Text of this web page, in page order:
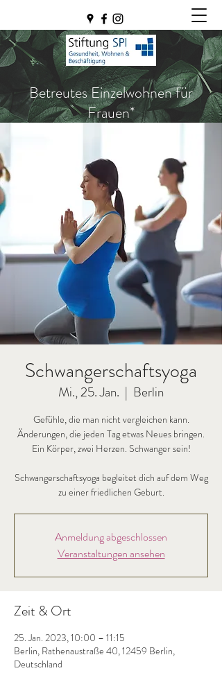
Betreutes Einzelwohnen für
Frauen*
Schwangerschaftsyoga
Mi., 25. Jan.
  |
Berlin
Gefühle, die man nicht vergleichen kann.
Änderungen, die jeden Tag etwas Neues bringen.
Ein Körper, zwei Herzen. Schwanger sein!
Schwangerschaftsyoga begleitet dich auf dem Weg
zu einer friedlichen Geburt.
Anmeldung abgeschlossen
Veranstaltungen ansehen
Zeit & Ort
25. Jan. 2023, 10:00 – 11:15
Berlin, Rathenaustraße 40, 12459 Berlin,
Deutschland